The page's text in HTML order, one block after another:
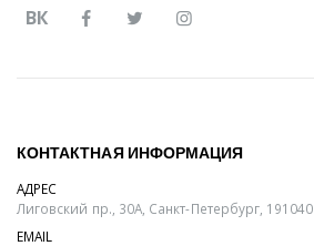
ВК
КОНТАКТНАЯ ИНФОРМАЦИЯ
АДРЕС
Лиговский пр., 30А, Санкт-Петербург, 191040
EMAIL